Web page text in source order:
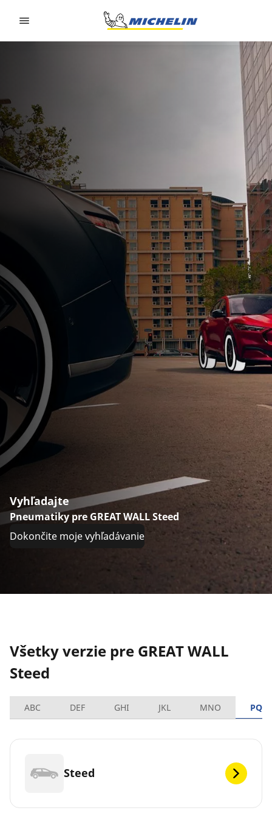
Vyhľadajte
Pneumatiky pre GREAT WALL Steed
Dokončite moje vyhľadávanie
Všetky verzie pre GREAT WALL
Steed
ABC DEF GHI JKL MNO PQRS
Steed